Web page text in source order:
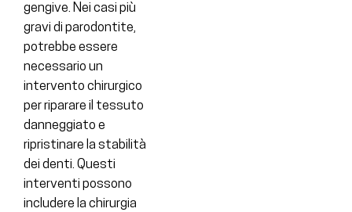
gengive. Nei casi più
gravi di parodontite,
potrebbe essere
necessario un
intervento chirurgico
per riparare il tessuto
danneggiato e
ripristinare la stabilità
dei denti. Questi
interventi possono
includere la chirurgia